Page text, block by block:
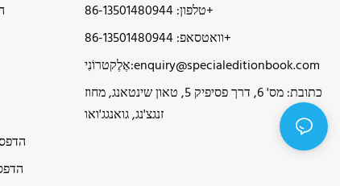
טלפון: 86-13501480944+
וואטסאפ: 86-13501480944+
אֶלֶקטרוֹנִי:enquiry@specialeditionbook.com
כתובת: מס' 6, דרך פסיפיק 5, טאון שינטאנג, מחוז
זנגצ'נג, גואנגג'ואו